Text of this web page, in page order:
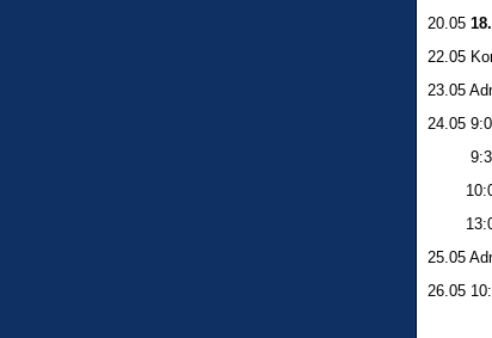
20.05
22.05
23.05
24.05
9:30h
25.05
26.05